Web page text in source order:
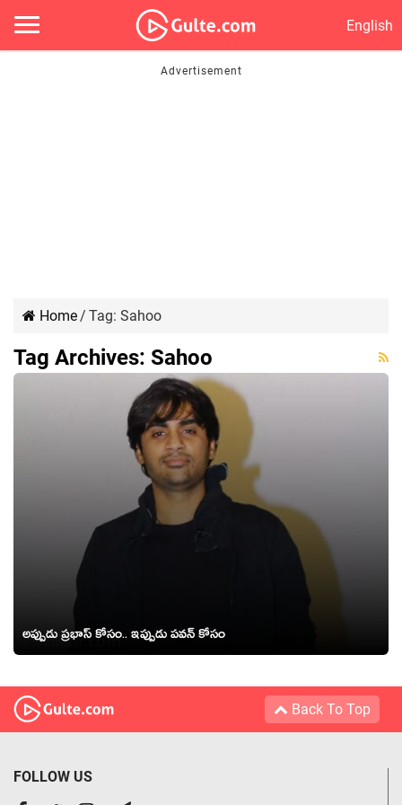
English
Home/ Tag: Sahoo
Tag Archives: Sahoo
అప్పుడు ప్రభాస్ కోసం.. ఇప్పుడు పవన్ కోసం
Back To Top
FOLLOW US